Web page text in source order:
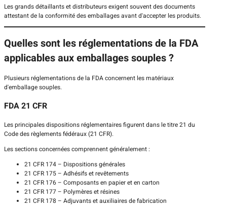
Les grands détaillants et distributeurs exigent souvent des documents
attestant de la conformité des emballages avant d'accepter les produits.
Quelles sont les réglementations de la FDA
applicables aux emballages souples ?
Plusieurs réglementations de la FDA concernent les matériaux
d'emballage souples.
FDA 21 CFR
Les principales dispositions réglementaires figurent dans le titre 21 du
Code des règlements fédéraux (21 CFR).
Les sections concernées comprennent généralement :
21 CFR 174 – Dispositions générales
21 CFR 175 – Adhésifs et revêtements
21 CFR 176 – Composants en papier et en carton
21 CFR 177 – Polymères et résines
21 CFR 178 – Adjuvants et auxiliaires de fabrication